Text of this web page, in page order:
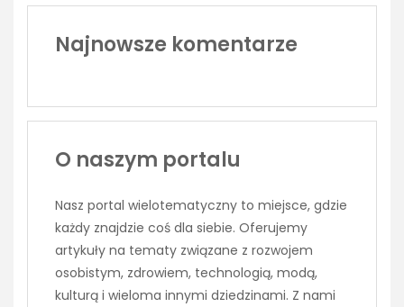
Najnowsze komentarze
O naszym portalu
Nasz portal wielotematyczny to miejsce, gdzie
każdy znajdzie coś dla siebie. Oferujemy
artykuły na tematy związane z rozwojem
osobistym, zdrowiem, technologią, modą,
kulturą i wieloma innymi dziedzinami. Z nami